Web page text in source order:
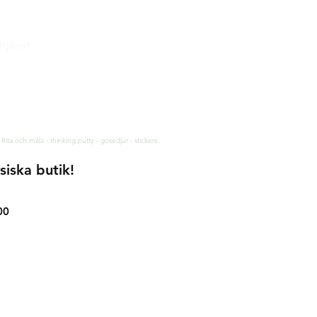
Rita och måla - thinking putty - gosedjur - stickers
butik!